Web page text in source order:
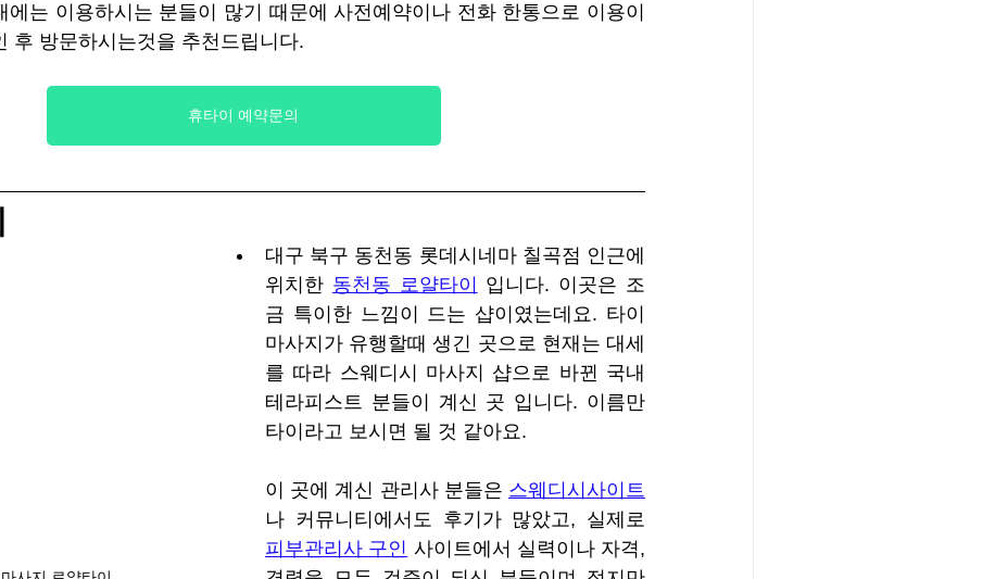
에는 이용하시는 분들이 많기 때문에 사전예약이나 전화 한통으로 이용이
후 방문하시는것을 추천드립니다.
휴타이 예약문의
대구 북구 동천동 롯데시네마 칠곡점 인근에
위치한 동천동 로얄타이
입니다. 이곳은 조
금 특이한 느낌이 드는 샵이였는데요. 타이
마사지가 유행할때 생긴 곳으로 현재는 대세
를 따라 스웨디시 마사지 샵으로 바뀐 국내
테라피스트 분들이 계신 곳 입니다. 이름만
타이라고 보시면 될 것 같아요.
이 곳에 계신 관리사 분들은 스웨디시사이트
피부관리사 구인 사이트에서 실력이나 자격,